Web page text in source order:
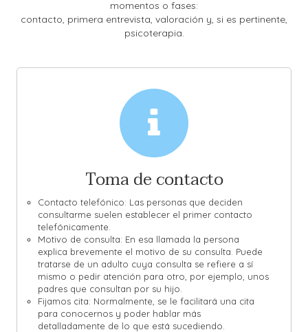
momentos o fases:
contacto, primera entrevista, valoración y, si es pertinente,
psicoterapia.
Toma de contacto
Contacto telefónico: Las personas que deciden
consultarme suelen establecer el primer contacto
telefónicamente.
Motivo de consulta: En esa llamada la persona
explica brevemente el motivo de su consulta. Puede
tratarse de un adulto cuya consulta se refiere a sí
mismo o pedir atención para otro, por ejemplo, unos
padres que consultan por su hijo.
Fijamos cita: Normalmente, se le facilitará una cita
para conocernos y poder hablar más
detalladamente de lo que está sucediendo.